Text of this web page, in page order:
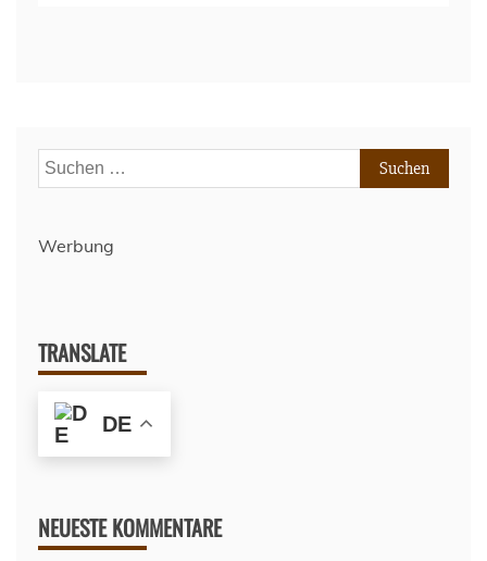
Suchen
nach:
Werbung
TRANSLATE
DE
NEUESTE KOMMENTARE